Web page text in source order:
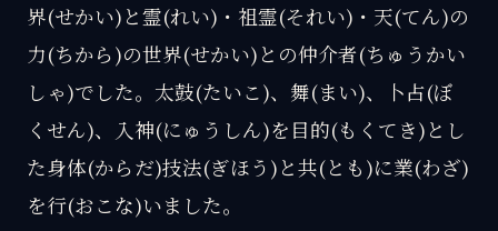
界(せかい)と霊(れい)・祖霊(それい)・天(てん)の
力(ちから)の世界(せかい)との仲介者(ちゅうかい
しゃ)でした。太鼓(たいこ)、舞(まい)、卜占(ぼ
くせん)、入神(にゅうしん)を目的(もくてき)とし
た身体(からだ)技法(ぎほう)と共(とも)に業(わざ)
を行(おこな)いました。